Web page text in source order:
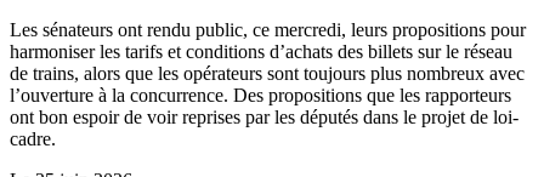
Les sénateurs ont rendu public, ce mercredi, leurs propositions pour
harmoniser les tarifs et conditions d’achats des billets sur le réseau
de trains, alors que les opérateurs sont toujours plus nombreux avec
l’ouverture à la concurrence. Des propositions que les rapporteurs
ont bon espoir de voir reprises par les députés dans le projet de loi-
cadre.